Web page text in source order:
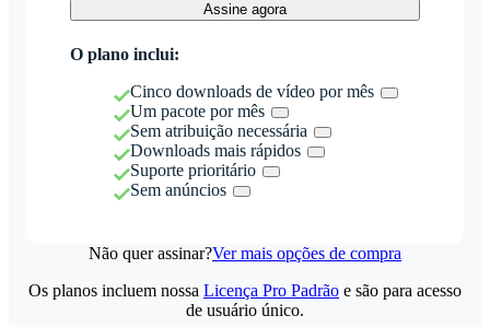
Assine agora
O plano inclui:
Cinco downloads de vídeo por mês
Um pacote por mês
Sem atribuição necessária
Downloads mais rápidos
Suporte prioritário
Sem anúncios
Não quer assinar?Ver mais opções de compra
Os planos incluem nossa Licença Pro Padrão e são para acesso
de usuário único.